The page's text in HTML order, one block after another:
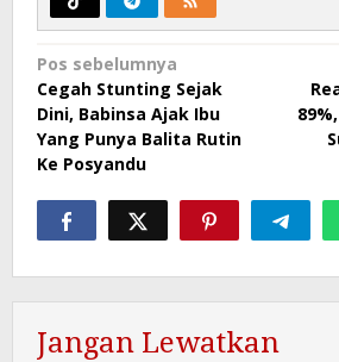
Navigasi
pos
Pos sebelumnya
Cegah Stunting Sejak
Dini, Babinsa Ajak Ibu
Yang Punya Balita Rutin
Ke Posyandu
Jangan Lewatkan